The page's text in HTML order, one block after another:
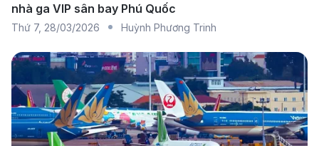
muốn tiết kiệm chi phí nhưng vẫn đảm bảo chuyến
đi suôn sẻ.
Chi tiết về sân bay Thanh Hóa và
sân bay Rạch Giá
Sân bay Thọ Xuân (THD)
nhà ga VIP sân bay Phú Quốc
Thứ 7, 28/03/2026 Huỳnh Phương Trinh